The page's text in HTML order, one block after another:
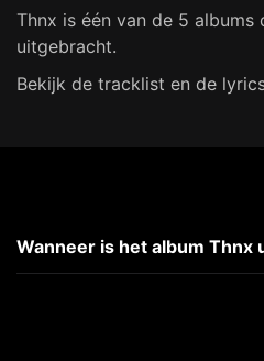
Thnx is één van de 5 albums
uitgebracht.
Bekijk de tracklist en de
Wanneer is het album Thnx